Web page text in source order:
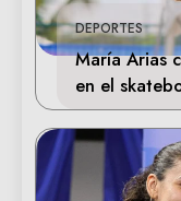
DEPORTES
María Arias
en el